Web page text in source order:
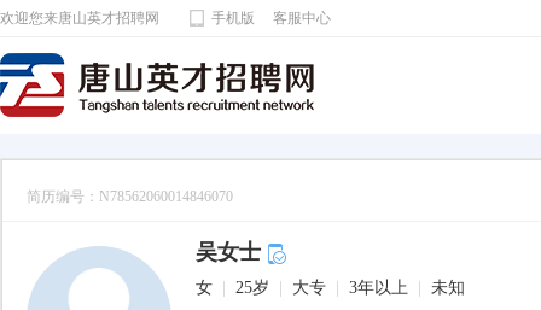
欢迎您来唐山英才招聘网 手机版 客服中心
简历编号：N78562060014846070
吴女士
女 25岁 大专 3年以上
未知